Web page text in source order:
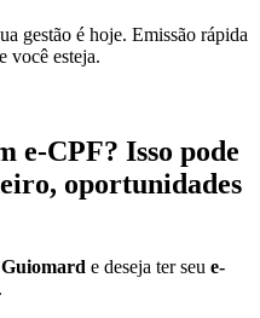
gestão é hoje. Emissão rápida
você esteja.
e-CPF? Isso pode
oportunidades
e deseja ter seu e-